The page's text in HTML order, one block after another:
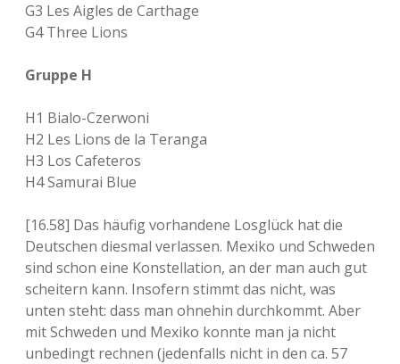
G3 Les Aigles de Carthage
G4 Three Lions
Gruppe H
H1 Bialo-Czerwoni
H2 Les Lions de la Teranga
H3 Los Cafeteros
H4 Samurai Blue
[16.58] Das häufig vorhandene Losglück hat die
Deutschen diesmal verlassen. Mexiko und Schweden
sind schon eine Konstellation, an der man auch gut
scheitern kann. Insofern stimmt das nicht, was
unten steht: dass man ohnehin durchkommt. Aber
mit Schweden und Mexiko konnte man ja nicht
unbedingt rechnen (jedenfalls nicht in den ca. 57